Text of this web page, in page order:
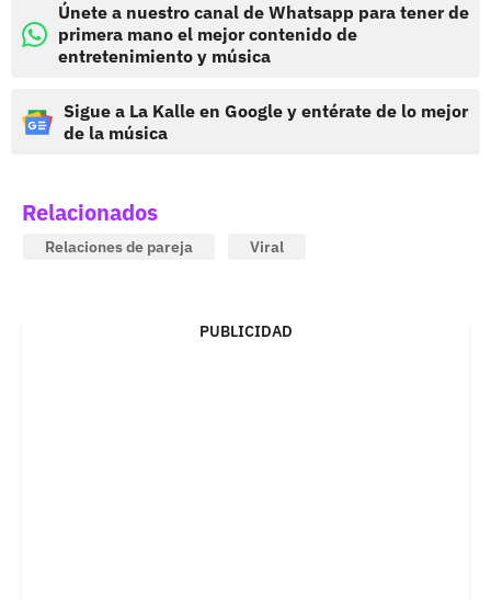
Únete a nuestro canal de Whatsapp para tener de
primera mano el mejor contenido de
entretenimiento y música
Sigue a La Kalle en Google y entérate de lo mejor
de la música
Relacionados
Relaciones de pareja Viral
PUBLICIDAD